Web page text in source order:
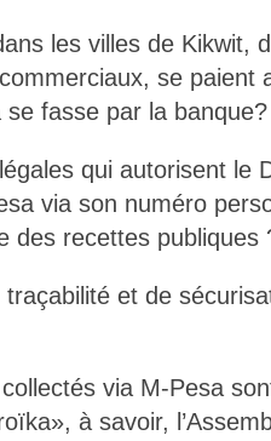
les villes de Kikwit,
se paient
fasse par la banque?
qui autorisent le
via son numéro
des recettes publiques
et de
via M-Pesa
à savoir,